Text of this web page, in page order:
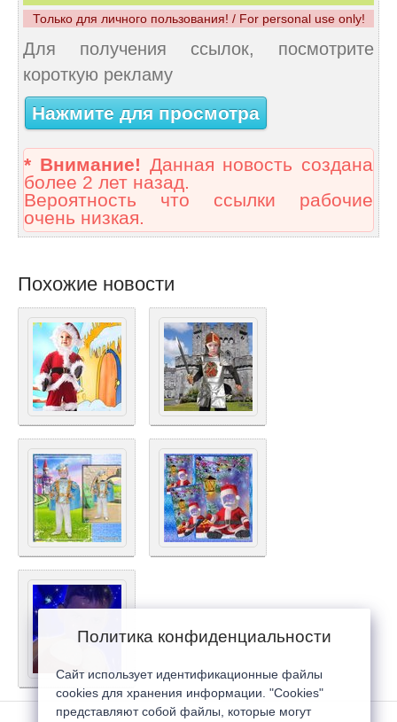
Только для личного пользования! / For personal use only!
Для получения ссылок, посмотрите
короткую рекламу
Нажмите для просмотра
* Внимание! Данная новость создана
более 2 лет назад.
Вероятность что ссылки рабочие
очень низкая.
Похожие новости
Политика конфиденциальности
Сайт использует идентификационные файлы
cookies для хранения информации. "Cookies"
представляют собой файлы, которые могут